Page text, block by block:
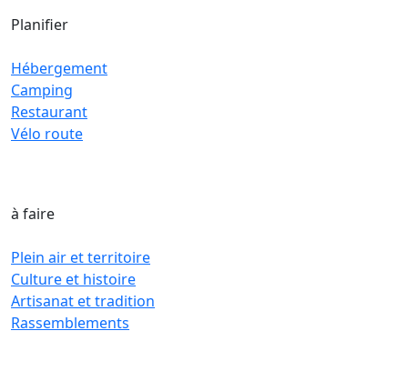
Planifier
Hébergement
Camping
Restaurant
Vélo route
à faire
Plein air et territoire
Culture et histoire
Artisanat et tradition
Rassemblements